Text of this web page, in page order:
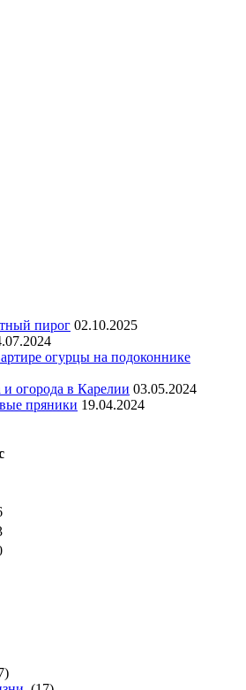
пирог 02.10.2025
огурцы на подоконнике
и огорода в Карелии 03.05.2024
пряники 19.04.2024